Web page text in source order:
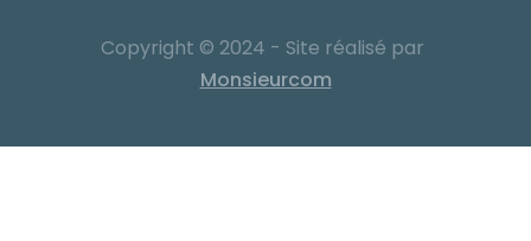
Copyright © 2024 - Site réalisé par
Monsieurcom